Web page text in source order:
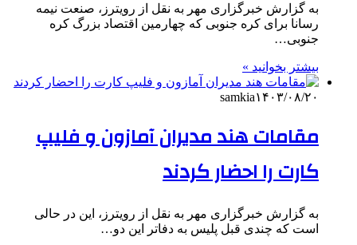
به گزارش خبرگزاری مهر به نقل از رویترز، صنعت نیمه
رسانا برای کره جنوبی که چهارمین اقتصاد بزرگ کره
جنوبی…
بیشتر بخوانید »
samkia۱۴۰۳/۰۸/۲۰
مقامات هند مدیران آمازون و فلیپ
کارت را احضار کردند
به گزارش خبرگزاری مهر به نقل از رویترز، این در حالی
است که چندی قبل پلیس به دفاتر این دو…